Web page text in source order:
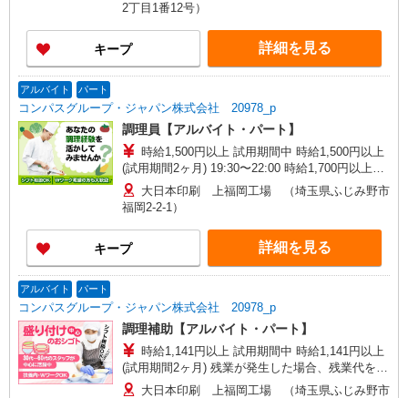
2丁目1番12号）
キープ 詳細を見る
アルバイト パート
コンパスグループ・ジャパン株式会社 20978_p
調理員【アルバイト・パート】
時給1,500円以上 試用期間中 時給1,500円以上
(試用期間2ヶ月) 19:30〜22:00 時給1,700円以上
22:00〜2:30 時給2,125円以上 残業が発生した場
合、残業代を1分単位で別途支給します。
大日本印刷 上福岡工場 （埼玉県ふじみ野市
福岡2-2-1）
キープ 詳細を見る
アルバイト パート
コンパスグループ・ジャパン株式会社 20978_p
調理補助【アルバイト・パート】
時給1,141円以上 試用期間中 時給1,141円以上
(試用期間2ヶ月) 残業が発生した場合、残業代を1
分単位で別途支給します。
大日本印刷 上福岡工場 （埼玉県ふじみ野市